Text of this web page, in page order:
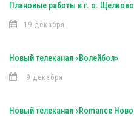
Плановые работы в г. о. Щелково
19 декабря
Новый телеканал «Волейбол»
9 декабря
Новый телеканал «Romance